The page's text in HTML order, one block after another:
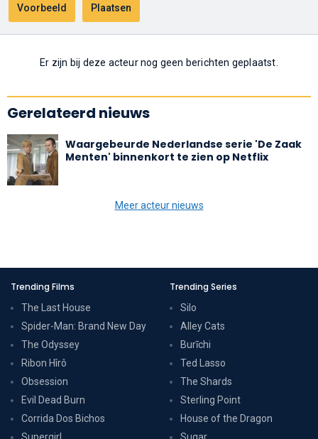
Er zijn bij deze acteur nog geen berichten geplaatst.
Gerelateerd nieuws
Waargebeurde Nederlandse serie 'De Zaak
Menten' binnenkort te zien op Netflix
Meer acteur nieuws
Trending Films
The Last House
Spider-Man: Brand New Day
The Odyssey
Ribon Hîrô
Obsession
Evil Dead Burn
Corrida Dos Bichos
Supergirl
Trending Series
Silo
Alley Cats
Burīchi
Ted Lasso
The Shards
Sterling Point
House of the Dragon
Sugar